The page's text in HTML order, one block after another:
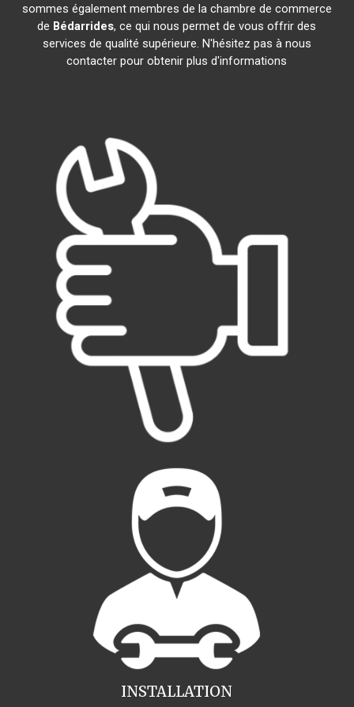
sommes également membres de la chambre de commerce
de Bédarrides, ce qui nous permet de vous offrir des
services de qualité supérieure. N'hésitez pas à nous
contacter pour obtenir plus d'informations
INSTALLATION